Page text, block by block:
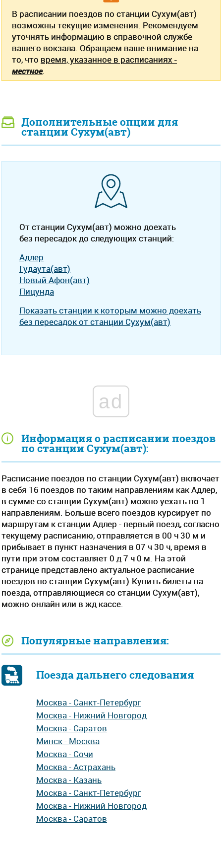
Информация о расписании поездов
по станции Сухум(авт):
Расписание поездов по станции Сухум(авт) включает
в себя 16 поездов по таким направлениям как Адлер,
в сумме со станции Сухум(авт) можно уехать по 1
направлениям. Больше всего поездов курсирует по
маршрутам к станции Адлер - первый поезд, согласно
текущему расписанию, отправляется в 00 ч 30 м и
прибывает в пункт назначения в 07 ч 30 ч, время в
пути при этом составляет 0 д 7 ч 0 м. На этой
странице представлено актуальное расписание
поездов по станции Сухум(авт).Купить билеты на
поезда, отправляющиеся со станции Сухум(авт),
можно онлайн или в жд кассе.
Популярные направления:
Поезда дальнего следования
Москва - Санкт-Петербург
Москва - Нижний Новгород
Москва - Саратов
Минск - Москва
Москва - Сочи
Москва - Астрахань
Москва - Казань
Москва - Санкт-Петербург
Москва - Нижний Новгород
Москва - Саратов
В расписании поездов по станции Сухум(авт)
возможны текущие изменения. Рекомендуем
уточнять информацию в справочной службе
вашего вокзала. Обращаем ваше внимание на
то, что время, указанное в расписаниях -
местное.
Дополнительные опции для
станции Сухум(авт)
От станции Сухум(авт) можно доехать
без пересадок до следующих станций:
Адлер
Гудаута(авт)
Новый Афон(авт)
Пицунда
Показать станции к которым можно доехать
без пересадок от станции Сухум(авт)
ad